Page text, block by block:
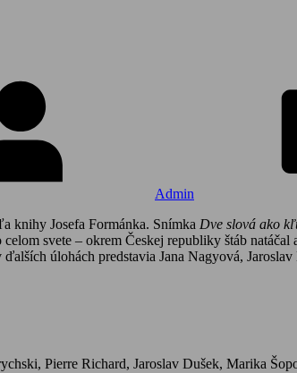
Admin
knihy Josefa Formánka. Snímka Dve slová ako
svete – okrem Českej republiky štáb
úlohách predstavia Jana Nagyová,
Pierre Richard, Jaroslav Dušek, Marika